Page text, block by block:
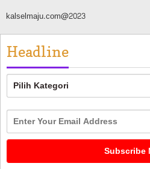
kalselmaju.com@2023
Headline
Headline